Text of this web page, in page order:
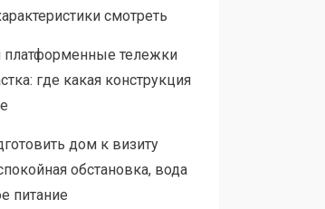
смотреть
платформенные тележки
где какая конструкция
дом к визиту
обстановка, вода
питание